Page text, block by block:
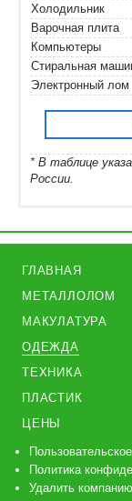
Холодильник
Варочная плита
Компьютеры
Стиральная
Электронный лом
* В таблице
России.
ГЛАВНАЯ
МЕТАЛЛОЛОМ
МАКУЛАТУРА
ОДЕЖДА
ТЕХНИКА
ПЛАСТИК
ЦЕНЫ
Политика
Удалить компанию